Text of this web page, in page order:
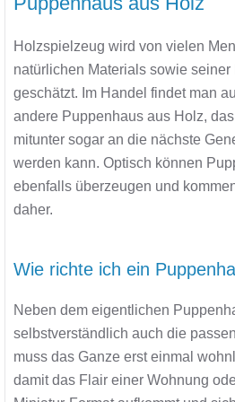
Holzspielzeug wird von vielen
natürlichen Materials sowie
geschätzt. Im Handel findet man
andere Puppenhaus aus Holz,
mitunter sogar an die nächste
werden kann. Optisch können
ebenfalls überzeugen und
daher.
Wie richte ich ein
Neben dem eigentlichen
selbstverständlich auch die
muss das Ganze erst einmal
damit das Flair einer Wohnung